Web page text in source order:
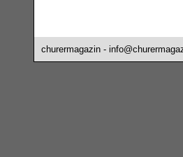
churermagazin -